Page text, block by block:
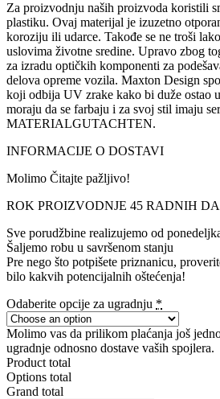
Za proizvodnju naših proizvoda koristili
plastiku. Ovaj materijal je izuzetno
koroziju ili udarce. Takođe se ne troši
uslovima životne sredine. Upravo zbog
za izradu optičkih komponenti za
delova opreme vozila. Maxton Design
koji odbija UV zrake kako bi duže ostao
moraju da se farbaju i za svoj stil imaju
MATERIALGUTACHTEN.
INFORMACIJE O DOSTAVI
Molimo Čitajte pažljivo!
ROK PROIZVODNJE 45 RADNIH
Sve porudžbine realizujemo od
Šaljemo robu u savršenom stanju
Pre nego što potpišete priznanicu,
bilo kakvih potencijalnih oštećenja!
Odaberite opcije za ugradnju *
Molimo vas da prilikom plaćanja još
ugradnje odnosno dostave vaših spojlera.
Product total
Options total
Grand total